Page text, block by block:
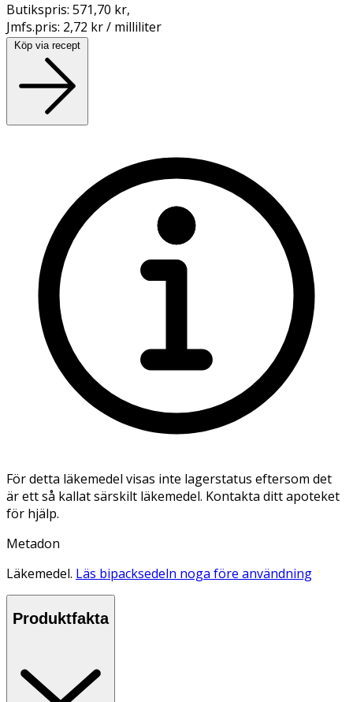
Butikspris: 571,70 kr,
Jmfs.pris: 2,72 kr / milliliter
Köp via recept
För detta läkemedel visas inte lagerstatus eftersom det
är ett så kallat särskilt läkemedel. Kontakta ditt apoteket
för hjälp.
Metadon
Läkemedel. Läs bipacksedeln noga före användning
Produktfakta